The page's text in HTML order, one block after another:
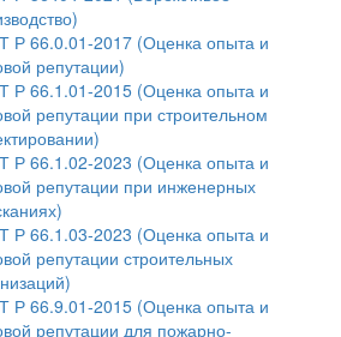
Р 66.0.01-2017 (Оценка опыта и
репутации)
Р 66.1.01-2015 (Оценка опыта и
репутации при строительном
Р 66.1.02-2023 (Оценка опыта и
репутации при инженерных
Р 66.1.03-2023 (Оценка опыта и
репутации строительных
Р 66.9.01-2015 (Оценка опыта и
репутации для пожарно-